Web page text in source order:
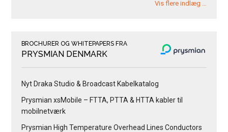
Vis flere indlæg …
BROCHURER OG WHITEPAPERS FRA
PRYSMIAN DENMARK
Nyt Draka Studio & Broadcast Kabelkatalog
Prysmian xsMobile – FTTA, PTTA & HTTA kabler til
mobilnetværk
Prysmian High Temperature Overhead Lines Conductors